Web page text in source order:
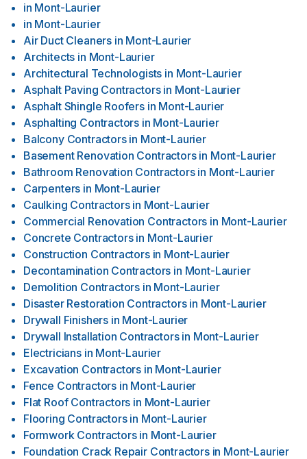
in Mont-Laurier
in Mont-Laurier
Air Duct Cleaners in Mont-Laurier
Architects in Mont-Laurier
Architectural Technologists in Mont-Laurier
Asphalt Paving Contractors in Mont-Laurier
Asphalt Shingle Roofers in Mont-Laurier
Asphalting Contractors in Mont-Laurier
Balcony Contractors in Mont-Laurier
Basement Renovation Contractors in Mont-Laurier
Bathroom Renovation Contractors in Mont-Laurier
Carpenters in Mont-Laurier
Caulking Contractors in Mont-Laurier
Commercial Renovation Contractors in Mont-Laurier
Concrete Contractors in Mont-Laurier
Construction Contractors in Mont-Laurier
Decontamination Contractors in Mont-Laurier
Demolition Contractors in Mont-Laurier
Disaster Restoration Contractors in Mont-Laurier
Drywall Finishers in Mont-Laurier
Drywall Installation Contractors in Mont-Laurier
Electricians in Mont-Laurier
Excavation Contractors in Mont-Laurier
Fence Contractors in Mont-Laurier
Flat Roof Contractors in Mont-Laurier
Flooring Contractors in Mont-Laurier
Formwork Contractors in Mont-Laurier
Foundation Crack Repair Contractors in Mont-Laurier